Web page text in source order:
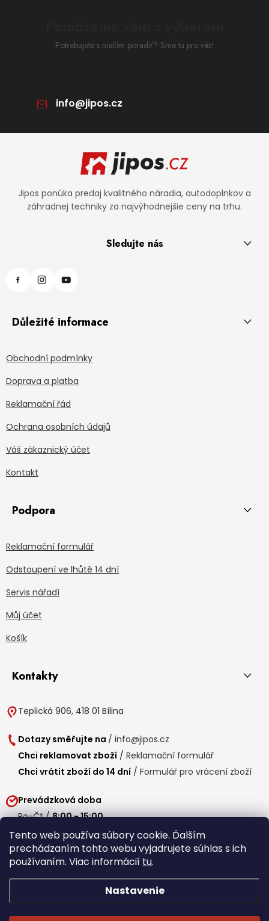
Tento web používa súbory cookie. Ďalším
prechádzaním tohto webu vyjadrujete súhlas s ich
používaním. Viac informácií tu.
Nastavenie
Potrebujete s niečím poradiť? Sme tu pre vás!
info@jipos.cz
Jipos ponúka predaj kvalitného náradia, autodoplnkov a
záhradnej techniky za najvýhodnejšie ceny na trhu.
Sledujte nás
Důležité informace
Obchodní podmínky
Doprava a platba
Reklamační řád
Ochrana osobních údajů
Váš zákaznický účet
Kontakt
Podpora
Reklamační formulář
Odstoupení ve lhůtě 14 dní
Servis nářadí
Můj účet
Košík
Kontakty
Teplická 906, 418 01 Bílina
Dotazy směřujte na / info@jipos.cz
Chci reklamovat zboží / Reklamační formulář
Chci vrátit zboží do 14 dní / Formulář pro vrácení zboží
Prevádzková doba
Po-Čt /8:00 - 15:00
Pá / 7:30 - 14:30
Obedňajšia prestávka /11:00 - 11:30
Copyright 2026